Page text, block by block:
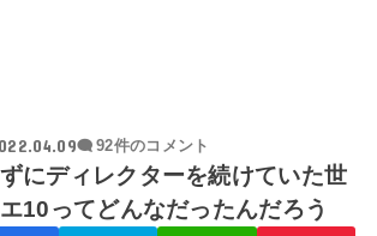
92件のコメント
にディレクターを続けていた世
10ってどんなだったんだろう